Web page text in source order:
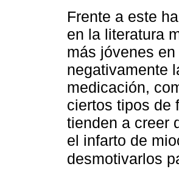
Frente a este
en la literatura
más jóvenes
negativamente
medicación,
ciertos tipos de
tienden a creer
el infarto de
desmotivarlos